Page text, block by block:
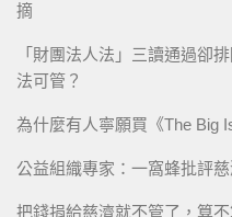
摘
「財團法人法」三讀通過卻
法可管？
為什麼有人寧願買《The Big
公益組織專家：一窩蜂批評
把錢捐給慈濟就不管了，算不